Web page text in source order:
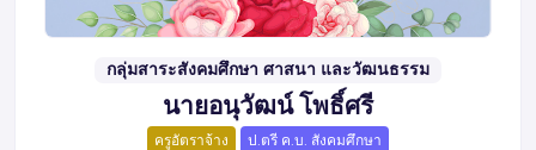
กลุ่มสาระสังคมศึกษา ศาสนา และวัฒนธรรม
นายอนุวัฒน์ โพธิ์ศรี
ครูอัตราจ้าง ป.ตรี ค.บ. สังคมศึกษา